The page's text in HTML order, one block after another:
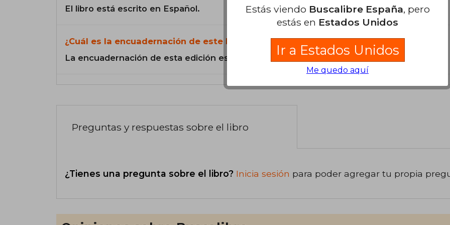
El libro está escrito en Español.
¿Cuál es la encuadernación de este libro?
La encuadernación de esta edición es Tapa Blanda.
Preguntas y respuestas sobre el libro
¿Tienes una pregunta sobre el libro? Inicia sesión para poder agregar tu propia
Estás viendo Buscalibre España, pero
estás en Estados Unidos
Ir a Estados Unidos
Me quedo aquí